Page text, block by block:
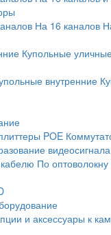
На 16 каналов
Купольные
внутренние
POE
видеосигнала
По оптоволокну
и аксессуары к